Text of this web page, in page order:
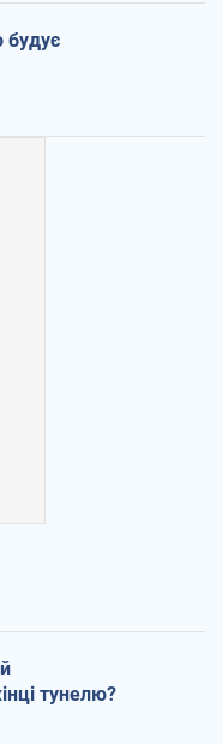
будує
тунелю?